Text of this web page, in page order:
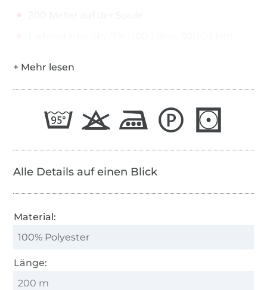
Alle Details auf einen Blick
Material:
100% Polyester
Länge:
200 m